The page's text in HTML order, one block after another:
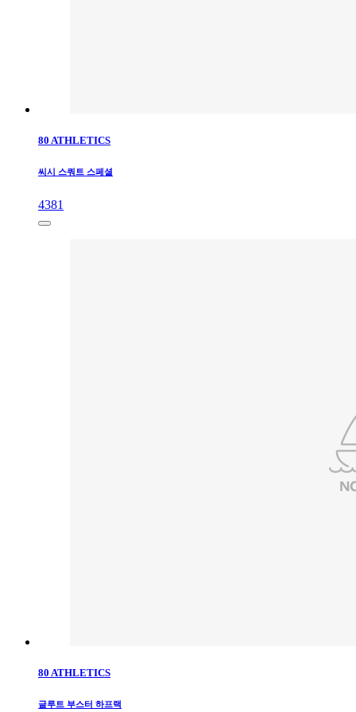
80 ATHLETICS
씨시 스쿼트 스페셜
4381
80 ATHLETICS
글루트 부스터 하프랙